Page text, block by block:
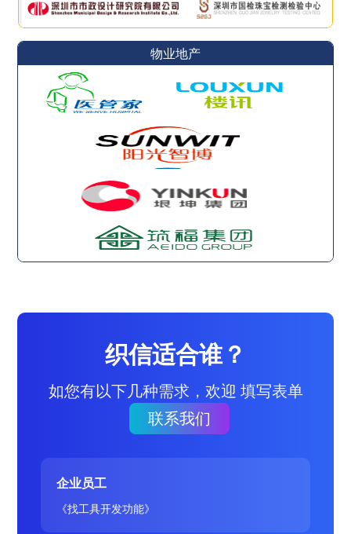
物业地产
织信适合谁？
如您有以下几种需求，欢迎 填写表单
联系我们
企业员工
《找工具开发功能》